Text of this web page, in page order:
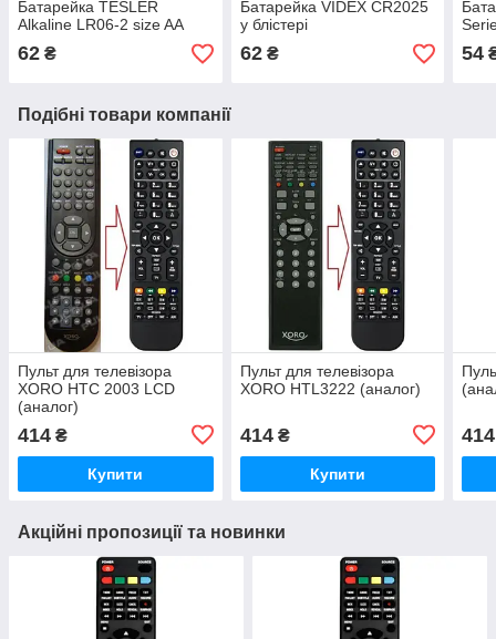
Батарейка TESLER
Alkaline LR06-2 size AA
62 ₴
Батарейка VIDEX CR2025
у блістері
62₴ 54
Подібні товари компанії
Пульт для телевізора
XORO HTC 2003 LCD
(аналог)
414 ₴
Купити
Пульт для телевізора
XORO HTL3222 (аналог)
414₴
Купити
414
Акційні пропозиції та новинки